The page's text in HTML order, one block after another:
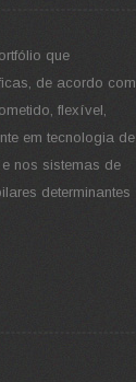
que
de acordo com
flexível,
em tecnologia de
nos sistemas de
determinantes